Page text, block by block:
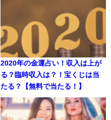
2020年の金運占い！収入は上が
る？臨時収入は？！宝くじは当
たる？【無料で当たる！】